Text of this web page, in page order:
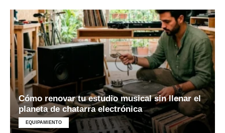
Cómo renovar tu estudio musical sin llenar el
planeta de chatarra electrónica
EQUIPAMIENTO